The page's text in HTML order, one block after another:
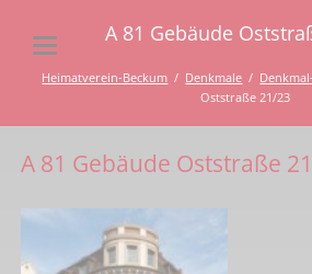
A 81 Gebäude
Heimatverein-Beckum Denkmale
Oststraße 21/23
A 81 Gebäude Oststraße